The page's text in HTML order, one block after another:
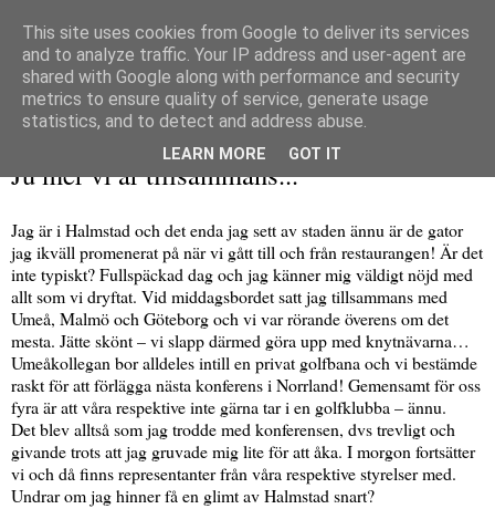
Ju mer vi är tillsammans...
Jag är i Halmstad och det enda jag sett av staden ännu är de gator
jag ikväll promenerat på när vi gått till och från restaurangen! Är det
inte typiskt? Fullspäckad dag och jag känner mig väldigt nöjd med
allt som vi dryftat. Vid middagsbordet satt jag tillsammans med
Umeå, Malmö och Göteborg och vi var rörande överens om det
mesta. Jätte skönt – vi slapp därmed göra upp med knytnävarna…
Umeåkollegan bor alldeles intill en privat golfbana och vi bestämde
raskt för att förlägga nästa konferens i Norrland! Gemensamt för oss
fyra är att våra respektive inte gärna tar i en golfklubba – ännu.
Det blev alltså som jag trodde med konferensen, dvs trevligt och
givande trots att jag gruvade mig lite för att åka. I morgon fortsätter
vi och då finns representanter från våra respektive styrelser med.
Undrar om jag hinner få en glimt av Halmstad snart?
This site uses cookies from Google to deliver its services
and to analyze traffic. Your IP address and user-agent are
shared with Google along with performance and security
metrics to ensure quality of service, generate usage
statistics, and to detect and address abuse.
LEARN MORE GOT IT